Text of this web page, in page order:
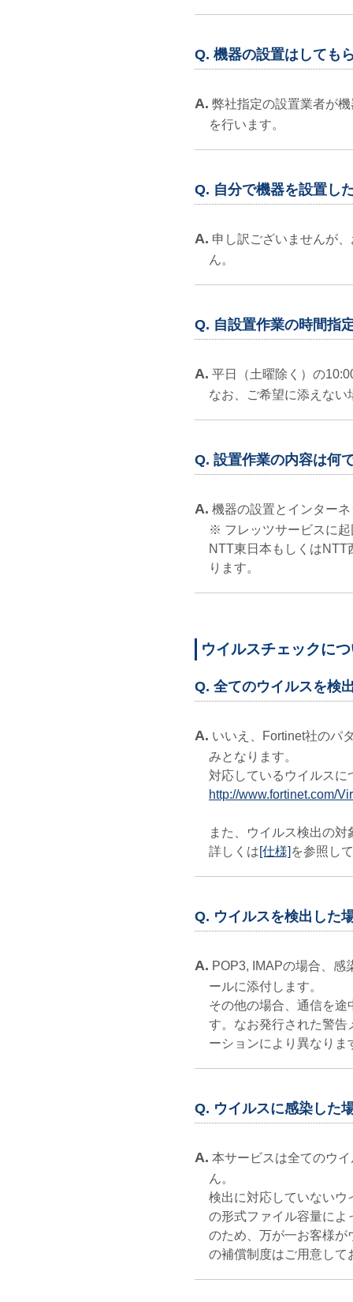
Q. 機器の設置はしても
A. 弊社指定の設置業者が
を行います。
Q. 自分で機器を設置し
A. 申し訳ございませんが
ん。
Q. 自設置作業の時間指
A. 平日（土曜除く）の
なお、ご希望に添えない
Q. 設置作業の内容は何
A. 機器の設置とインター
※ フレッツサービスに
NTT東日本もしくはNTT
ります。
ウイルスチェックに
Q. 全てのウイルスを検
A. いいえ、Fortinet社のパ
みとなります。
対応しているウイルス
http://www.fortinet.com/
また、ウイルス検出の
詳しくは[仕様]を参照し
Q. ウイルスを検出した
A. POP3, IMAPの場合、感
ールに添付します。
その他の場合、通信を
す。なお発行された警告
ーションにより異なりま
Q. ウイルスに感染した
A. 本サービスは全てのウ
ん。
検出に対応していないウ
の形式ファイル容量によ
のため、万が一お客様が
の補償制度はご用意して